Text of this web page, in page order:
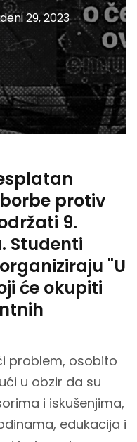
29, 2023
protiv
9.
Studenti
"U
će okupiti
problem, osobito
u obzir da su
i iskušenjima,
edukacija i